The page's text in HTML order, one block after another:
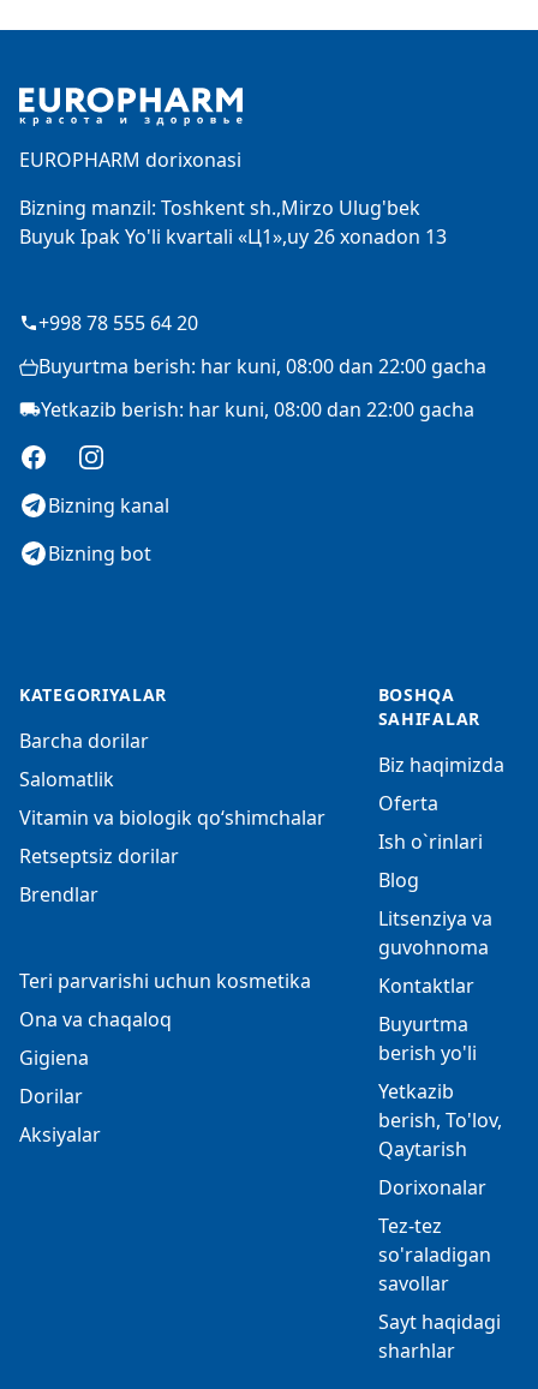
EUROPHARM dorixonasi
Bizning manzil: Toshkent sh.,Mirzo Ulug'bek
Buyuk Ipak Yo'li kvartali «Ц1»,uy 26 xonadon 13
+998 78 555 64 20
Buyurtma berish: har kuni, 08:00 dan 22:00 gacha
Yetkazib berish: har kuni, 08:00 dan 22:00 gacha
FacebookInstagram
Bizning kanal
Bizning bot
KATEGORIYALAR
Barcha dorilar
Salomatlik
Vitamin va biologik qo‘shimchalar
Retseptsiz dorilar
Brendlar
Teri parvarishi uchun kosmetika
Ona va chaqaloq
Gigiena
Dorilar
Aksiyalar
BOSHQA
SAHIFALAR
Biz haqimizda
Oferta
Ish o`rinlari
Blog
Litsenziya va
guvohnoma
Kontaktlar
Buyurtma
berish yo'li
Yetkazib
berish, To'lov,
Qaytarish
Dorixonalar
Tez-tez
so'raladigan
savollar
Sayt haqidagi
sharhlar